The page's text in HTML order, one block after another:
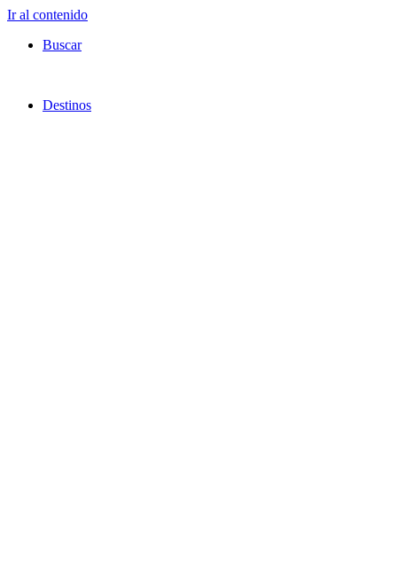
Ir al contenido
Buscar
Destinos